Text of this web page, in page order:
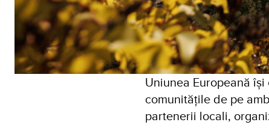
Uniunea Europeană
comunitățile de pe
partenerii locali,